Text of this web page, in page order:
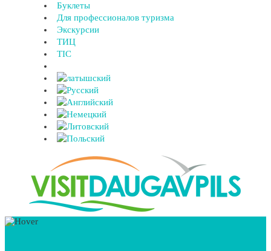
Буклеты
Для профессионалов туризма
Экскурсии
ТИЦ
TIC